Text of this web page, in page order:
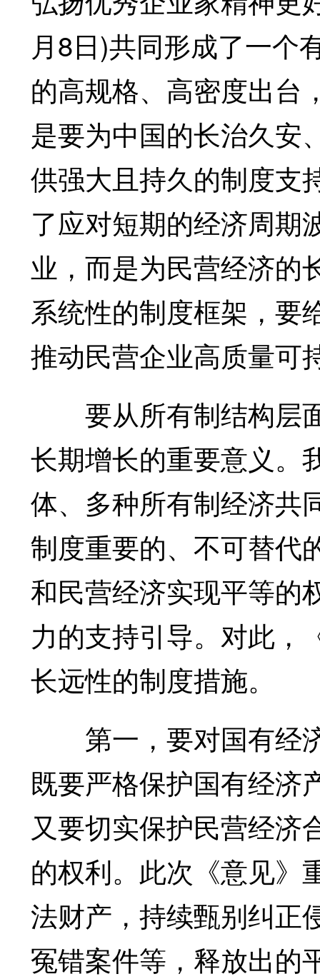
月8日)共同形成了一个
的高规格、高密度出台
是要为中国的长治久安
供强大且持久的制度支
了应对短期的经济周期
业，而是为民营经济的
系统性的制度框架，要
推动民营企业高质量可
要从所有制结构层
长期增长的重要意义。
体、多种所有制经济共
制度重要的、不可替代
和民营经济实现平等的
力的支持引导。对此，
长远性的制度措施。
第一，要对国有经
既要严格保护国有经济
又要切实保护民营经济
的权利。此次《意见》
法财产，持续甄别纠正
冤错案件等，释放出的